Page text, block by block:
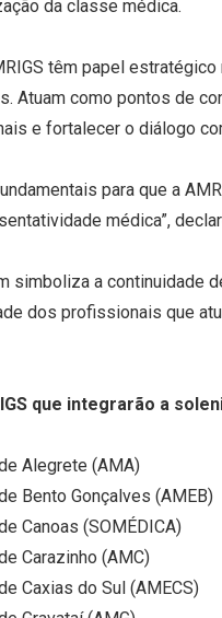
da classe médica.
têm papel
Atuam como pontos de
e fortalecer o diálogo
para que a
médica”,
simboliza a continuidade
dos profissionais que
que integrarão a
Alegrete (AMA)
Bento Gonçalves (AMEB)
Canoas (SOMÉDICA)
Carazinho (AMC)
Caxias do Sul (AMECS)